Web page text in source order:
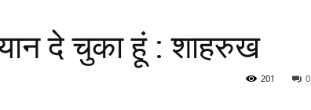
दे चुका हूं : शाहरुख
0
201